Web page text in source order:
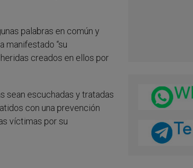
palabras en común y
manifestado “su
creados en ellos por
sean escuchadas y tratadas
con una prevención
víctimas por su